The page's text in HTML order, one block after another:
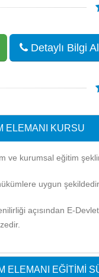
Detaylı Bilgi
ELEMANI KURSU
ve kurumsal eğitim
uygun şekildedir.
açısından E-
ELEMANI EĞITIMI